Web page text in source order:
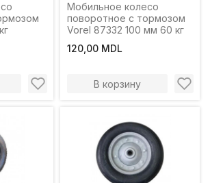
Мобильное колесо
поворотное с тормозом
Vorel 87332 100 мм 60 кг
120,00 MDL
В корзину